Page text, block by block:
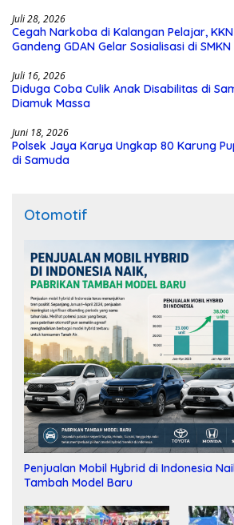
Juli 28, 2026
Cegah Narkoba di Kalangan Pelajar,
Gandeng GDAN Gelar Sosialisasi di
Juli 16, 2026
Diduga Coba Culik Anak Disabilitas di
Diamuk Massa
Juni 18, 2026
Polsek Jaya Karya Ungkap 80 Karung
di Samuda
Otomotif
Penjualan Mobil Hybrid di Indonesia
Tambah Model Baru